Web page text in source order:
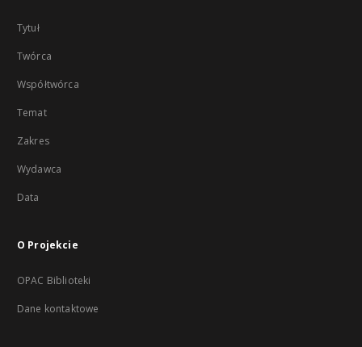
Tytuł
Twórca
Współtwórca
Temat
Zakres
Wydawca
Data
O Projekcie
OPAC Biblioteki
Dane kontaktowe